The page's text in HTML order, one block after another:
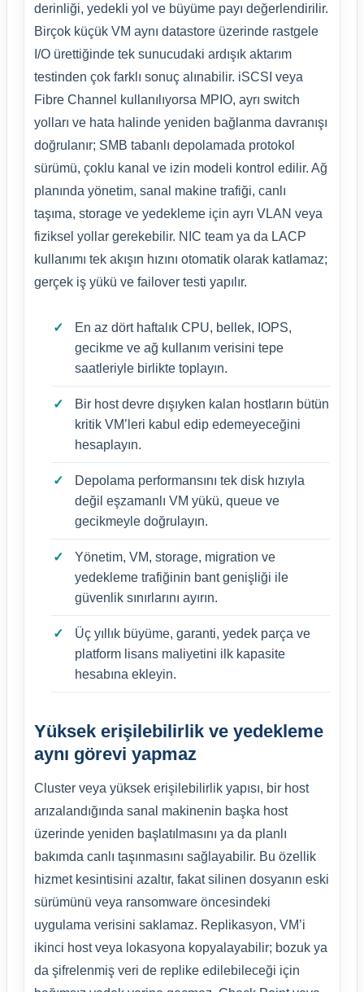
derinliği, yedekli yol ve büyüme payı değerlendirilir.
Birçok küçük VM aynı datastore üzerinde rastgele
I/O ürettiğinde tek sunucudaki ardışık aktarım
testinden çok farklı sonuç alınabilir. iSCSI veya
Fibre Channel kullanılıyorsa MPIO, ayrı switch
yolları ve hata halinde yeniden bağlanma davranışı
doğrulanır; SMB tabanlı depolamada protokol
sürümü, çoklu kanal ve izin modeli kontrol edilir. Ağ
planında yönetim, sanal makine trafiği, canlı
taşıma, storage ve yedekleme için ayrı VLAN veya
fiziksel yollar gerekebilir. NIC team ya da LACP
kullanımı tek akışın hızını otomatik olarak katlamaz;
gerçek iş yükü ve failover testi yapılır.
En az dört haftalık CPU, bellek, IOPS,
gecikme ve ağ kullanım verisini tepe
saatleriyle birlikte toplayın.
Bir host devre dışıyken kalan hostların bütün
kritik VM’leri kabul edip edemeyeceğini
hesaplayın.
Depolama performansını tek disk hızıyla
değil eşzamanlı VM yükü, queue ve
gecikmeyle doğrulayın.
Yönetim, VM, storage, migration ve
yedekleme trafiğinin bant genişliği ile
güvenlik sınırlarını ayırın.
Üç yıllık büyüme, garanti, yedek parça ve
platform lisans maliyetini ilk kapasite
hesabına ekleyin.
Yüksek erişilebilirlik ve yedekleme
aynı görevi yapmaz
Cluster veya yüksek erişilebilirlik yapısı, bir host
arızalandığında sanal makinenin başka host
üzerinde yeniden başlatılmasını ya da planlı
bakımda canlı taşınmasını sağlayabilir. Bu özellik
hizmet kesintisini azaltır, fakat silinen dosyanın eski
sürümünü veya ransomware öncesindeki
uygulama verisini saklamaz. Replikasyon, VM’i
ikinci host veya lokasyona kopyalayabilir; bozuk ya
da şifrelenmiş veri de replike edilebileceği için